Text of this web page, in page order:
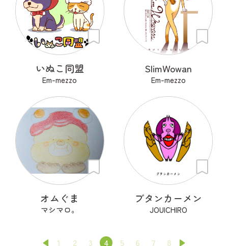
いぬこ同盟
Em-mezzo
SlimWowan
Em-mezzo
オムぐま
マシマロ。
ブタンカーメン
JOUICHIRO
1 2 3 4 5 6 7 8